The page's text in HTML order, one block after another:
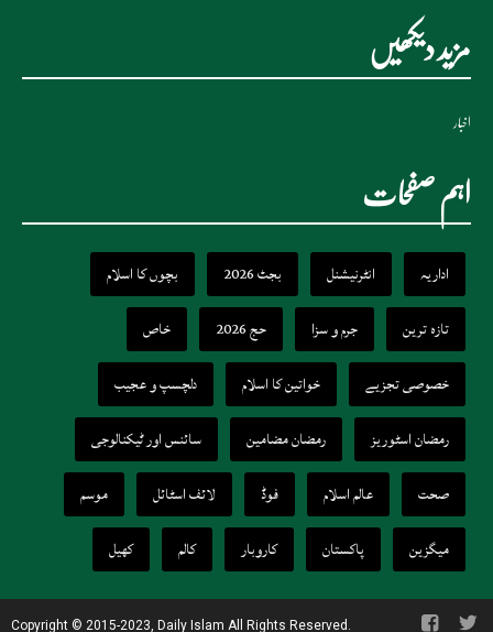
مزید دیکھیں
اخبار
اہم صفحات
اداریہ انٹرنیشنل بجٹ 2026
بچوں کا اسلام
تازہ ترین
جرم و سزا حج 2026
خاص
خصوصی تجزیے
خواتین کا اسلام
دلچسپ و عجیب
رمضان اسٹوریز
رمضان مضامین
سائنس اور ٹیکنالوجی
صحت
عالم اسلام فوڈ لائف اسٹائل
موسم
میگزین
پاکستان کاروبار کالم کھیل
Copyright © 2015-2023, Daily Islam All Rights Reserved.